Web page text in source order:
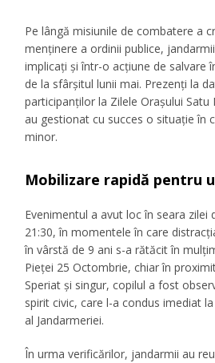
Pe lângă misiunile de combatere a
menținere a ordinii publice,
implicați și într-o acțiune de salvare
de la sfârșitul lunii mai. Prezenți la
participanților la Zilele Orașului
au gestionat cu succes o situație în
minor.
Mobilizare rapidă pentru
Evenimentul a avut loc în seara zilei
21:30, în momentele în care
în vârstă de 9 ani s-a rătăcit în
Pieței 25 Octombrie, chiar în
Speriat și singur, copilul a fost
spirit civic, care l-a condus imediat
al Jandarmeriei.
În urma verificărilor, jandarmii au